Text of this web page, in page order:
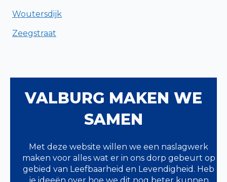
Woutersdijk
Zeegstraat
VALBURG MAKEN WE
SAMEN
Met deze website willen we een naslagwerk
maken voor alles wat er in ons dorp gebeurt op
gebied van Leefbaarheid en Levendigheid. Heb